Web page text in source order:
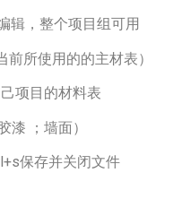
辑，整个项目组可用
所使用的的主材表）
项目的材料表
漆 ；墙面）
保存并关闭文件